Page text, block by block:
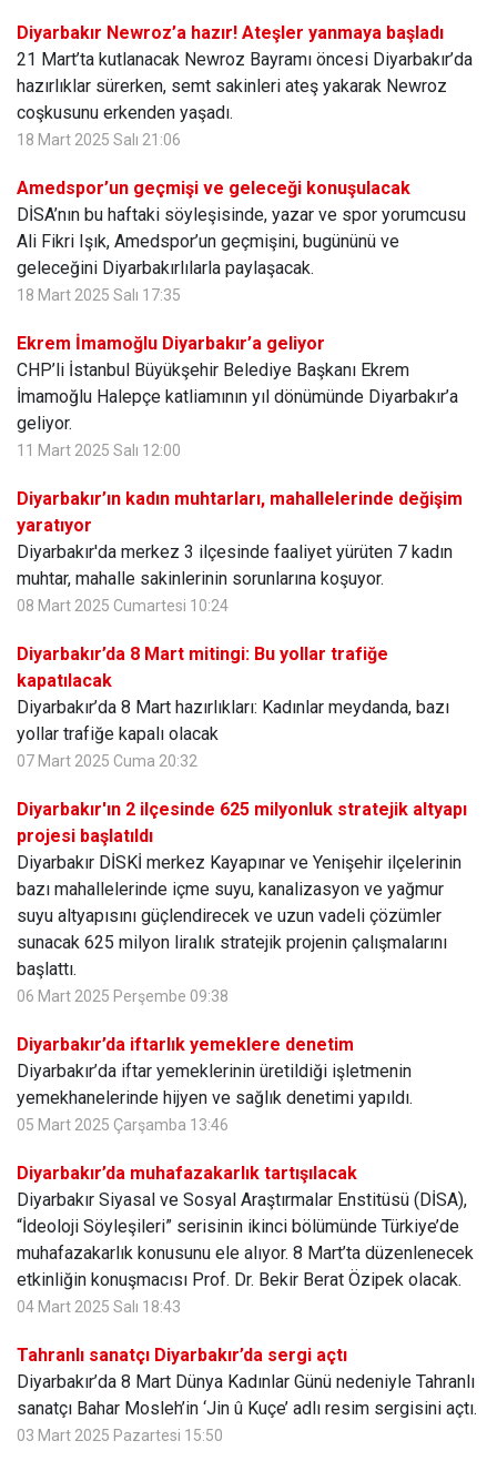
Diyarbakır Newroz’a hazır! Ateşler yanmaya başladı
21 Mart’ta kutlanacak Newroz Bayramı öncesi Diyarbakır’da
hazırlıklar sürerken, semt sakinleri ateş yakarak Newroz
coşkusunu erkenden yaşadı.
18 Mart 2025 Salı 21:06
Amedspor’un geçmişi ve geleceği konuşulacak
DİSA’nın bu haftaki söyleşisinde, yazar ve spor yorumcusu
Ali Fikri Işık, Amedspor’un geçmişini, bugününü ve
geleceğini Diyarbakırlılarla paylaşacak.
18 Mart 2025 Salı 17:35
Ekrem İmamoğlu Diyarbakır’a geliyor
CHP’li İstanbul Büyükşehir Belediye Başkanı Ekrem
İmamoğlu Halepçe katliamının yıl dönümünde Diyarbakır’a
geliyor.
11 Mart 2025 Salı 12:00
Diyarbakır’ın kadın muhtarları, mahallelerinde değişim
yaratıyor
Diyarbakır'da merkez 3 ilçesinde faaliyet yürüten 7 kadın
muhtar, mahalle sakinlerinin sorunlarına koşuyor.
08 Mart 2025 Cumartesi 10:24
Diyarbakır’da 8 Mart mitingi: Bu yollar trafiğe
kapatılacak
Diyarbakır’da 8 Mart hazırlıkları: Kadınlar meydanda, bazı
yollar trafiğe kapalı olacak
07 Mart 2025 Cuma 20:32
Diyarbakır'ın 2 ilçesinde 625 milyonluk stratejik altyapı
projesi başlatıldı
Diyarbakır DİSKİ merkez Kayapınar ve Yenişehir ilçelerinin
bazı mahallelerinde içme suyu, kanalizasyon ve yağmur
suyu altyapısını güçlendirecek ve uzun vadeli çözümler
sunacak 625 milyon liralık stratejik projenin çalışmalarını
başlattı.
06 Mart 2025 Perşembe 09:38
Diyarbakır’da iftarlık yemeklere denetim
Diyarbakır’da iftar yemeklerinin üretildiği işletmenin
yemekhanelerinde hijyen ve sağlık denetimi yapıldı.
05 Mart 2025 Çarşamba 13:46
Diyarbakır’da muhafazakarlık tartışılacak
Diyarbakır Siyasal ve Sosyal Araştırmalar Enstitüsü (DİSA),
“İdeoloji Söyleşileri” serisinin ikinci bölümünde Türkiye’de
muhafazakarlık konusunu ele alıyor. 8 Mart’ta düzenlenecek
etkinliğin konuşmacısı Prof. Dr. Bekir Berat Özipek olacak.
04 Mart 2025 Salı 18:43
Tahranlı sanatçı Diyarbakır’da sergi açtı
Diyarbakır’da 8 Mart Dünya Kadınlar Günü nedeniyle Tahranlı
sanatçı Bahar Mosleh’in ‘Jin û Kuçe’ adlı resim sergisini açtı.
03 Mart 2025 Pazartesi 15:50